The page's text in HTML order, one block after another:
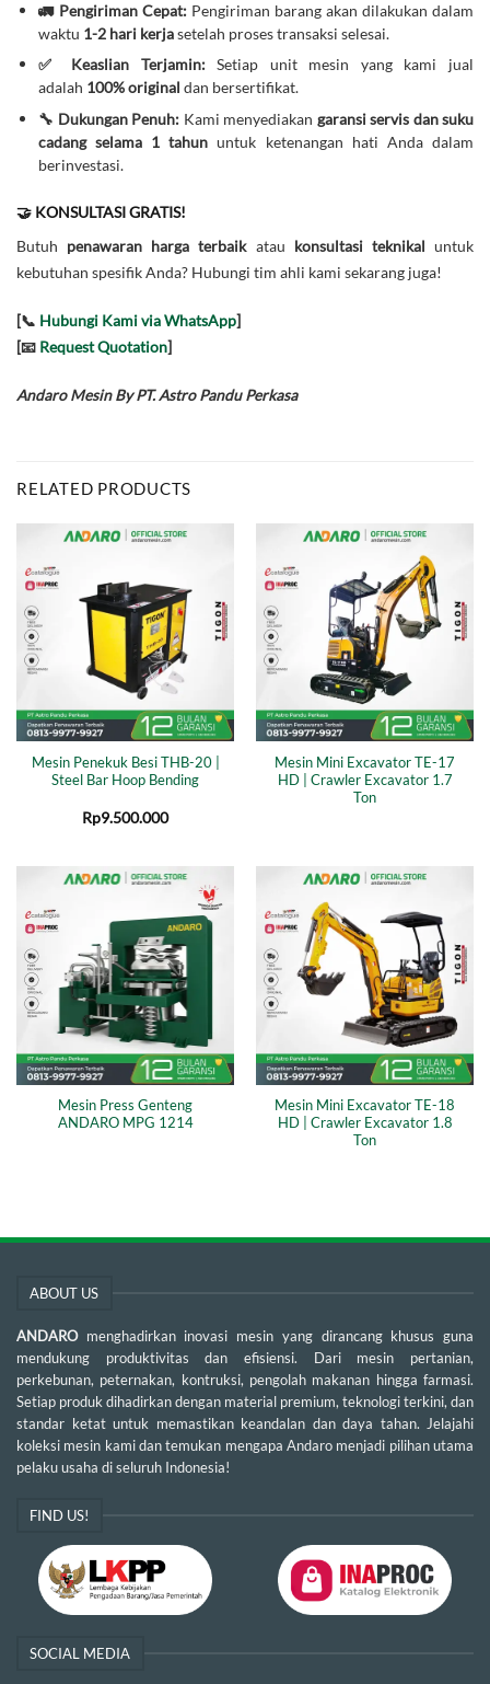
🚛 Pengiriman Cepat:Pengiriman barang akan dilakukan dalam
waktu 1-2 hari kerjasetelah proses transaksi selesai.
✅ Keaslian Terjamin:Setiap unit mesin yang kami jual
adalah 100% original dan bersertifikat.
🔧 Dukungan Penuh: Kami menyediakan garansi servis dan suku
cadang selama 1 tahun untuk ketenangan hati Anda dalam
berinvestasi.
🤝 KONSULTASI GRATIS!
Butuh penawaran harga terbaikatau konsultasi teknikal untuk
kebutuhan spesifik Anda? Hubungi tim ahli kami sekarang juga!
[📞 Hubungi Kami via WhatsApp]
[📧 Request Quotation]
Andaro Mesin By PT. Astro Pandu Perkasa
RELATED PRODUCTS
Mesin Penekuk Besi THB-20 |
Steel Bar Hoop Bending
Rp9.500.000
Mesin Mini Excavator TE-17
HD | Crawler Excavator 1.7
Ton
Mesin Press Genteng
ANDARO MPG 1214
Mesin Mini Excavator TE-18
HD | Crawler Excavator 1.8
Ton
ABOUT US
ANDARO menghadirkan inovasi mesin yang dirancang khusus guna
mendukung produktivitas dan efisiensi. Dari mesin pertanian,
perkebunan, peternakan, kontruksi, pengolah makanan hingga farmasi.
Setiap produk dihadirkan dengan material premium, teknologi terkini, dan
standar ketat untuk memastikan keandalan dan daya tahan. Jelajahi
koleksi mesin kami dan temukan mengapa Andaro menjadi pilihan utama
pelaku usaha di seluruh Indonesia!
FIND US!
SOCIAL MEDIA